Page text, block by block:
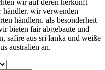
wir auf deren herkunft
händler. wir verwenden
händlern. als besonderheit
bieten fair abgebaute und
safire aus sri lanka und weiße
australien an.